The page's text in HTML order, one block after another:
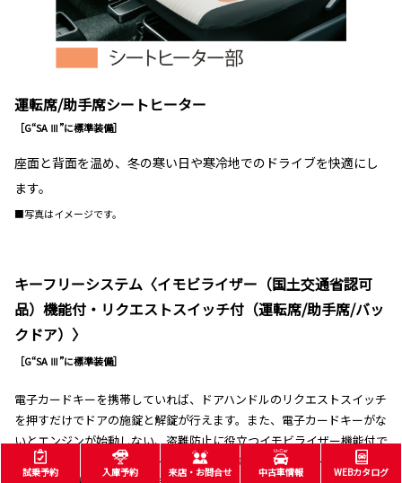
運転席/助手席シートヒーター
［G“SA Ⅲ”に標準装備］
座面と背面を温め、冬の寒い日や寒冷地でのドライブを快適にし
ます。
■写真はイメージです。
キーフリーシステム〈イモビライザー（国土交通省認可
品）機能付・リクエストスイッチ付（運転席/助手席/バッ
クドア）〉
［G“SA Ⅲ”に標準装備］
電子カードキーを携帯していれば、ドアハンドルのリクエストスイッチ
を押すだけでドアの施錠と解錠が行えます。また、電子カードキーがな
いとエンジンが始動しない、盗難防止に役立つイモビライザー機能付で
す。さらに、電子カードキーの電池残量が減ると、メーター内表示でお
試乗予約 入庫予約 来店・お問合せ 中古車情報 WEBカタログ